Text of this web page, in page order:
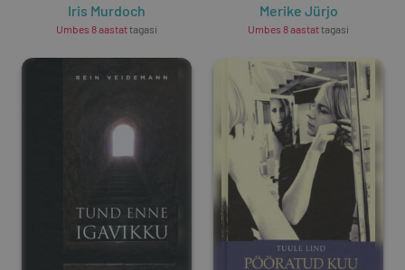
Iris Murdoch
Umbes 8 aastattagasi
Merike Jürjo
Umbes 8 aastattagasi